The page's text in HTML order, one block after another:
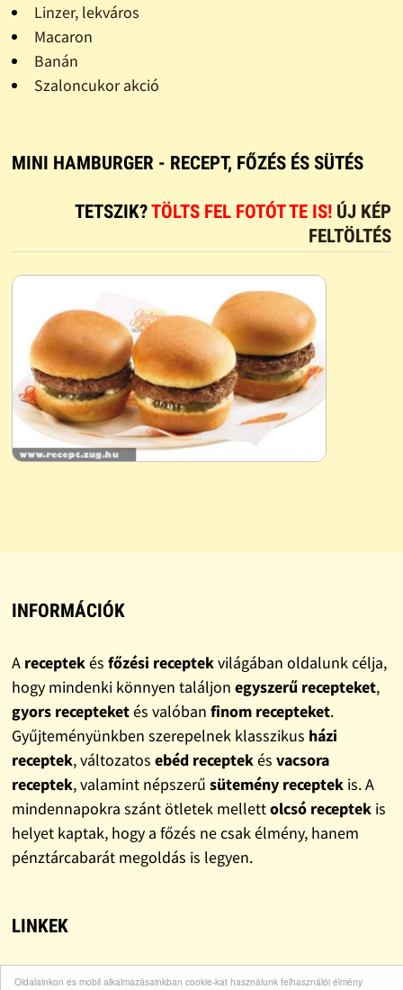
Oldalainkon és mobil alkalmazásainkban cookie-kat használunk felhasználói élmény
Linzer, lekváros
Macaron
Banán
Szaloncukor akció
MINI HAMBURGER - RECEPT, FŐZÉS ÉS SÜTÉS
TETSZIK?TÖLTS FEL FOTÓT TE IS! ÚJ KÉP
FELTÖLTÉS
INFORMÁCIÓK
A receptekés főzési receptekvilágában oldalunk célja,
hogy mindenki könnyen találjon egyszerű recepteket,
gyors recepteketés valóban finom recepteket.
Gyűjteményünkben szerepelnek klasszikus házi
receptek, változatos ebéd receptekés vacsora
receptek, valamint népszerű sütemény receptekis. A
mindennapokra szánt ötletek mellettolcsó receptekis
helyet kaptak, hogy a főzés ne csak élmény, hanem
pénztárcabarát megoldás is legyen.
LINKEK
Bohócdoktor